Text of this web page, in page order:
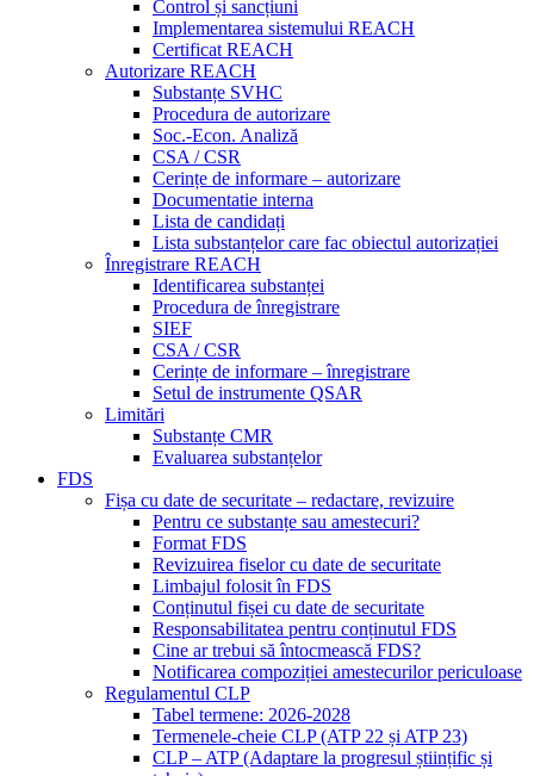
Control și sancțiuni
Implementarea sistemului REACH
Certificat REACH
Autorizare REACH
Substanțe SVHC
Procedura de autorizare
Soc.-Econ. Analiză
CSA / CSR
Cerințe de informare – autorizare
Documentatie interna
Lista de candidați
Lista substanțelor care fac obiectul autorizației
Înregistrare REACH
Identificarea substanței
Procedura de înregistrare
SIEF
CSA / CSR
Cerințe de informare – înregistrare
Setul de instrumente QSAR
Limitări
Substanțe CMR
Evaluarea substanțelor
FDS
Fișa cu date de securitate – redactare, revizuire
Pentru ce substanțe sau amestecuri?
Format FDS
Revizuirea fiselor cu date de securitate
Limbajul folosit în FDS
Conținutul fișei cu date de securitate
Responsabilitatea pentru conținutul FDS
Cine ar trebui să întocmească FDS?
Notificarea compoziției amestecurilor periculoase
Regulamentul CLP
Tabel termene: 2026-2028
Termenele-cheie CLP (ATP 22 și ATP 23)
CLP – ATP (Adaptare la progresul științific și